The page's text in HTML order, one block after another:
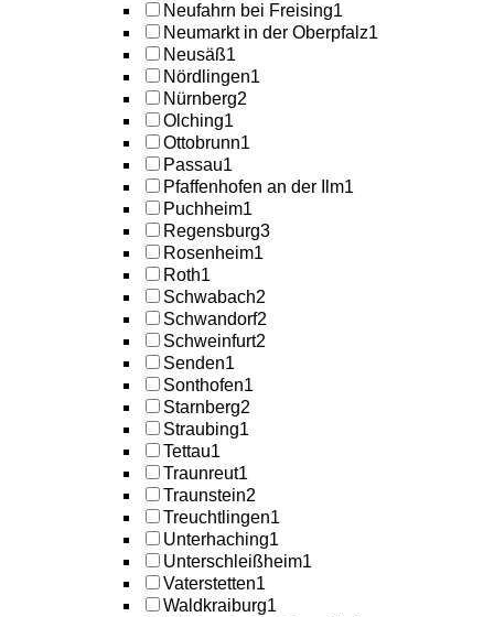
Neufahrn bei Freising1
Neumarkt in der Oberpfalz1
Neusäß1
Nördlingen1
Nürnberg2
Olching1
Ottobrunn1
Passau1
Pfaffenhofen an der Ilm1
Puchheim1
Regensburg3
Rosenheim1
Roth1
Schwabach2
Schwandorf2
Schweinfurt2
Senden1
Sonthofen1
Starnberg2
Straubing1
Tettau1
Traunreut1
Traunstein2
Treuchtlingen1
Unterhaching1
Unterschleißheim1
Vaterstetten1
Waldkraiburg1